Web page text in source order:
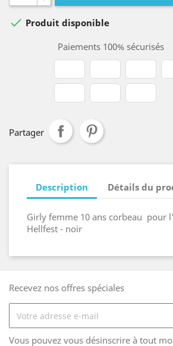
 Produit disponible
Paiements 100% sécurisés
Partager
Description Détails du
Girly femme 10 ans corbeau pour
Hellfest - noir
Recevez nos offres spéciales
Vous pouvez vous désinscrire à tout